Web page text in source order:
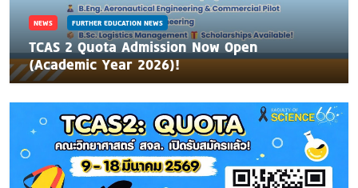
NEWS FURTHER EDUCATION NEWS
TCAS 2 Quota Admission Now Open
(Academic Year 2026)!